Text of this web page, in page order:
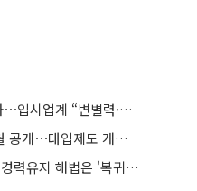
수능 절대평가·서논술형 공론화⋯입시업계 “변별력·사교육 대책 먼저”
국교위, 국가교육발전계획 10월 공개⋯대입제도 개편 공론화 추진
"육아휴직만으론 한계"⋯여성 경력유지 해법은 '복귀 후 유연근무’